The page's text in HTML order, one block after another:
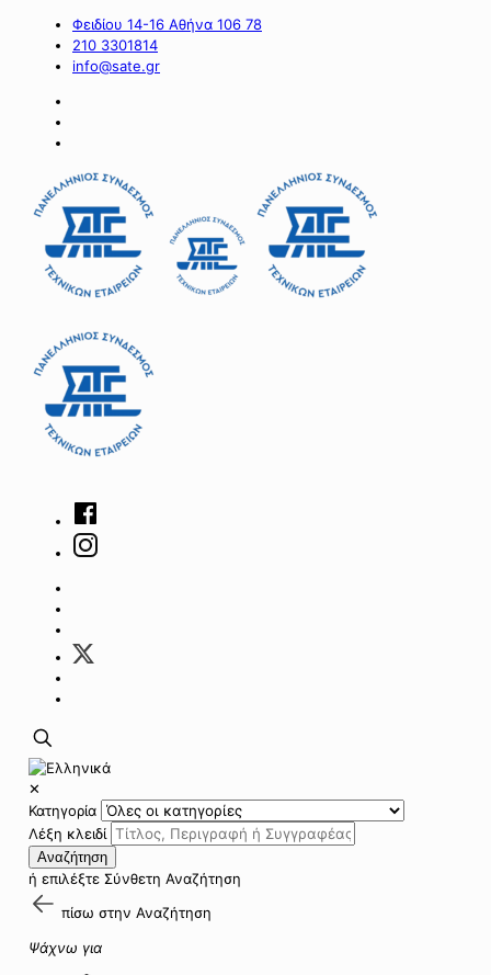
Φειδίου 14-16 Αθήνα 106 78
210 3301814
info@sate.gr
✕
Κατηγορία
Λέξη κλειδί
Αναζήτηση
ή επιλέξτε Σύνθετη Αναζήτηση
πίσω στην Αναζήτηση
Ψάχνω για